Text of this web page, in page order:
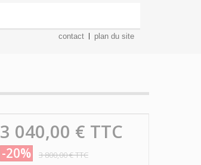
contact plan du site
3 040,00 € TTC
-20% 3 800,00 €TTC